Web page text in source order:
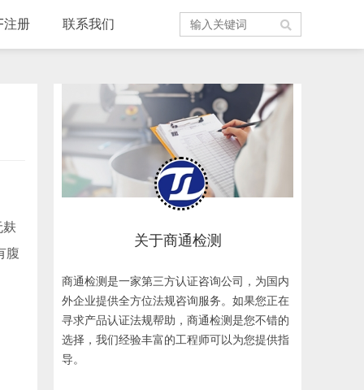
注册 联系我们
麸
腹
关于商通检测
商通检测是一家第三方认证咨询公司，为国内
外企业提供全方位法规咨询服务。如果您正在
寻求产品认证法规帮助，商通检测是您不错的
选择，我们经验丰富的工程师可以为您提供指
导。